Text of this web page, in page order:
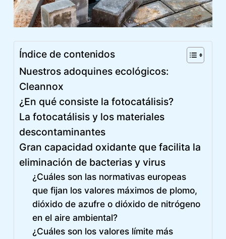
Índice de contenidos
Nuestros adoquines ecológicos:
Cleannox
¿En qué consiste la fotocatálisis?
La fotocatálisis y los materiales
descontaminantes
Gran capacidad oxidante que facilita la
eliminación de bacterias y virus
¿Cuáles son las normativas europeas
que fijan los valores máximos de plomo,
dióxido de azufre o dióxido de nitrógeno
en el aire ambiental?
¿Cuáles son los valores límite más